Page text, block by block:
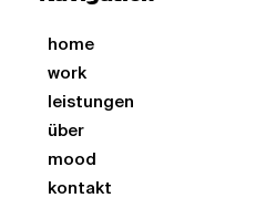
in unsere
home
work
leistungen
über
mood
kontakt